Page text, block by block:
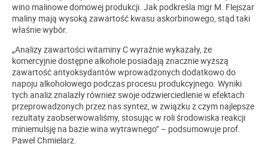
wino malinowe domowej produkcji. Jak podkreśla mgr M. Flejszar
maliny mają wysoką zawartość kwasu askorbinowego, stąd taki
właśnie wybór.
„Analizy zawartości witaminy C wyraźnie wykazały, że
komercyjnie dostępne alkohole posiadają znacznie wyższą
zawartość antyoksydantów wprowadzonych dodatkowo do
napoju alkoholowego podczas procesu produkcyjnego. Wyniki
tych analiz znalazły również swoje odzwierciedlenie w efektach
przeprowadzonych przez nas syntez, w związku z czym najlepsze
rezultaty zaobserwowaliśmy, stosując w roli środowiska reakcji
miniemulsję na bazie wina wytrawnego” – podsumowuje prof.
Paweł Chmielarz.